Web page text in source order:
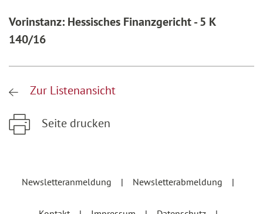
Vorinstanz: Hessisches Finanzgericht - 5 K
140/16
Zur Listenansicht
Seite drucken
Newsletteranmeldung
Newsletterabmeldung